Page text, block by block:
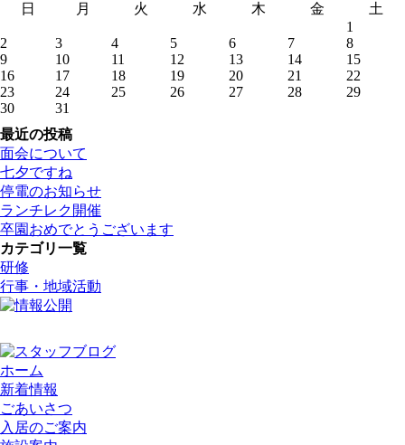
日
月 火 水 木 金
土
1
2
3 4 5 6 7
8
9
10 11 12 13 14
15
16
17 18 19 20 21
22
23
24 25 26 27 28
29
30
31
最近の投稿
面会について
七夕ですね
停電のお知らせ
ランチレク開催
卒園おめでとうございます
カテゴリ一覧
研修
行事・地域活動
ホーム
新着情報
ごあいさつ
入居のご案内